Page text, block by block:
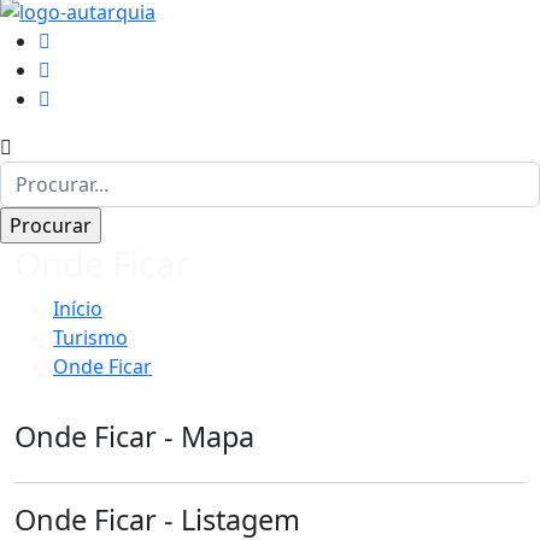
Início
Turismo
Onde Ficar
Onde Ficar - Mapa
Onde Ficar - Listagem